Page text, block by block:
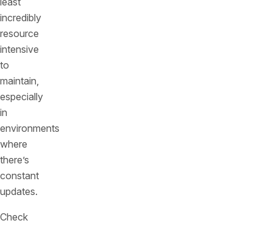
incredibly
resource
intensive
to
maintain,
especially
in
environments
where
there’s
constant
updates.
Check